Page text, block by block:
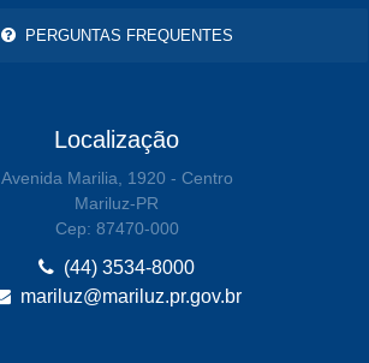
PERGUNTAS FREQUENTES
Localização
Avenida Marilia, 1920 - Centro
Mariluz-PR
Cep: 87470-000
(44) 3534-8000
mariluz@mariluz.pr.gov.br